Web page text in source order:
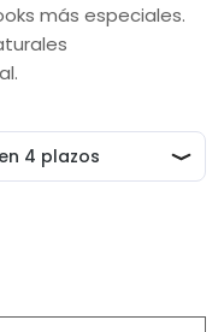
más especiales.